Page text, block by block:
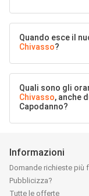
Quando esce il
Chivasso?
Quali sono gli
Chivasso, anche
Capodanno?
Informazioni
Domande richieste più
Pubblicizza?
Tutte le offerte